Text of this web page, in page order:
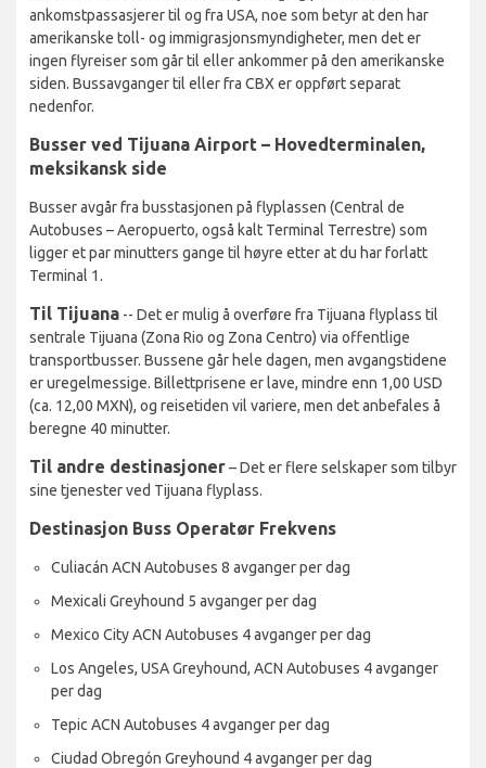
ankomstpassasjerer til og fra USA, noe som betyr at den har
amerikanske toll- og immigrasjonsmyndigheter, men det er
ingen flyreiser som går til eller ankommer på den amerikanske
siden. Bussavganger til eller fra CBX er oppført separat
nedenfor.
Busser ved Tijuana Airport – Hovedterminalen,
meksikansk side
Busser avgår fra busstasjonen på flyplassen (Central de
Autobuses – Aeropuerto, også kalt Terminal Terrestre) som
ligger et par minutters gange til høyre etter at du har forlatt
Terminal 1.
Til Tijuana -- Det er mulig å overføre fra Tijuana flyplass til
sentrale Tijuana (Zona Rio og Zona Centro) via offentlige
transportbusser. Bussene går hele dagen, men avgangstidene
er uregelmessige. Billettprisene er lave, mindre enn 1,00 USD
(ca. 12,00 MXN), og reisetiden vil variere, men det anbefales å
beregne 40 minutter.
Til andre destinasjoner– Det er flere selskaper som tilbyr
sine tjenester ved Tijuana flyplass.
Destinasjon Buss Operatør Frekvens
Culiacán ACN Autobuses 8 avganger per dag
Mexicali Greyhound 5 avganger per dag
Mexico City ACN Autobuses 4 avganger per dag
Los Angeles, USA Greyhound, ACN Autobuses 4 avganger
per dag
Tepic ACN Autobuses 4 avganger per dag
Ciudad Obregón Greyhound 4 avganger per dag